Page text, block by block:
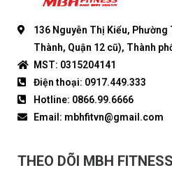
136 Nguyễn Thị Kiểu, Phường
Thành, Quận 12 cũ), Thành
MST: 0315204141
Điện thoại: 0917.449.333
Hotline: 0866.99.6666
Email: mbhfitvn@gmail.com
THEO DÕI MBH FITNESS